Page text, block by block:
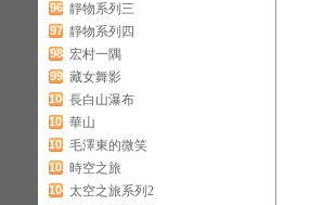
96 靜物系列三
97 靜物系列四
98 宏村一隅
99 藏女舞影
100 長白山瀑布
101 華山
102 毛澤東的微笑
103 時空之旅
104 太空之旅系列2